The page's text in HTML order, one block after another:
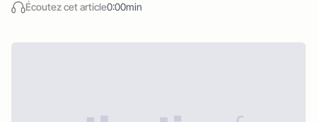
Écoutez cet article0:00min